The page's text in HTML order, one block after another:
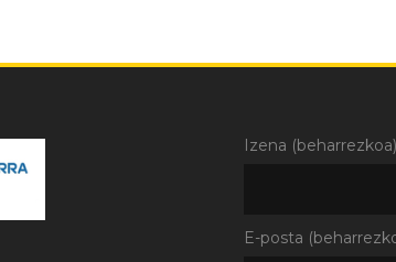
Izena (beharrezkoa)
E-posta